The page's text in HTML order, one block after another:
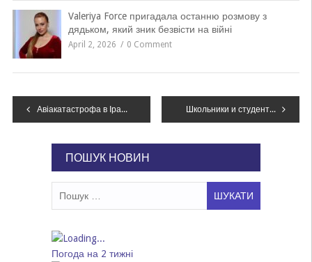
Valeriya Force пригадала останню розмову з
дядьком, який зник безвісти на війні
April 2, 2026 0 Comment
Навігація
Авіакатастрофа в Ірані: СБУ відкрила три кримінальні провадження Школьники и студенты Каменского имеют право на бесплатный проезд
ПОШУК НОВИН
Погода на 2 тижні